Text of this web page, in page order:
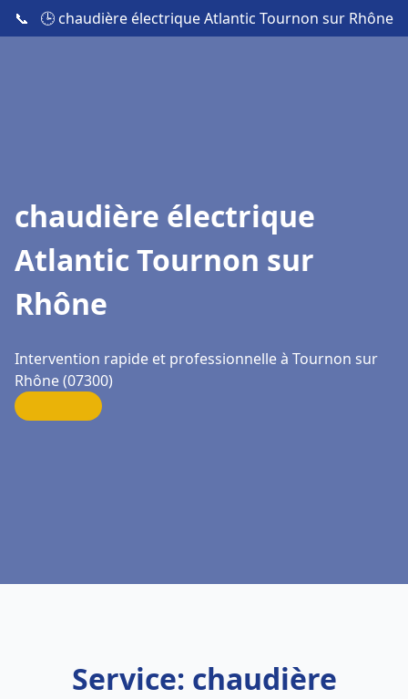
📞 🕒 chaudière électrique Atlantic Tournon sur Rhône
chaudière électrique
Atlantic Tournon sur
Rhône
Intervention rapide et professionnelle à Tournon sur
Rhône (07300)
Service: chaudière